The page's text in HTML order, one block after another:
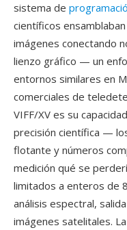
sistema de
científicos
imágenes conectando
lienzo gráfico — un
entornos similares en
comerciales de
VIFF/XV es su
precisión científica —
flotante y números
medición qué se
limitados a enteros de
análisis espectral,
imágenes satelitales.